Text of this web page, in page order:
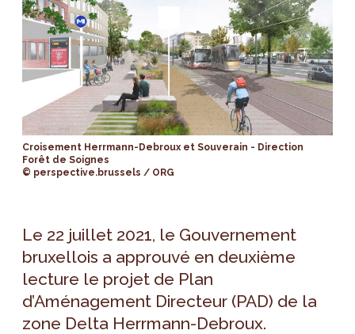
Croisement Herrmann-Debroux et Souverain - Direction
Forêt de Soignes
© perspective.brussels / ORG
Le 22 juillet 2021, le Gouvernement
bruxellois a approuvé en deuxième
lecture le projet de Plan
d’Aménagement Directeur (PAD) de la
zone Delta Herrmann-Debroux.